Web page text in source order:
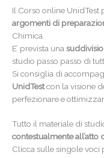
Il Corso online UnidTest
argomenti di
Chimica.
E’ prevista una
studio passo passo di
Si consiglia di
UnidTestcon la visione
perfezionare e
Tutto il materiale di
contestualmente all’atto
Clicca sulle singole voci